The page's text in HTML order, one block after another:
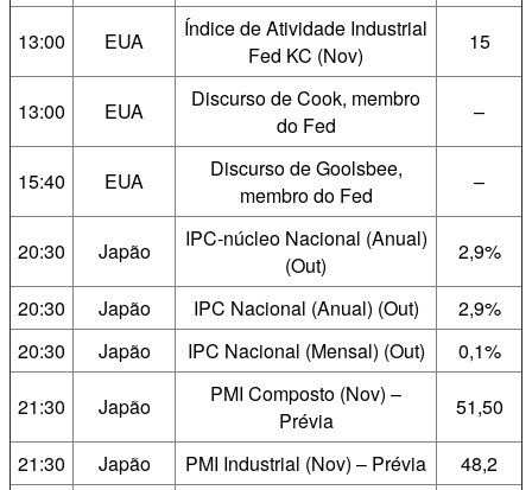
13:00 EUA
Índice de Atividade Industrial
Fed KC (Nov)
15
13:00 EUA
Discurso de Cook, membro
do Fed
–
15:40 EUA
Discurso de Goolsbee,
membro do Fed
–
20:30 Japão
IPC-núcleo Nacional (Anual)
(Out)
2,9%
20:30 Japão IPC Nacional (Anual) (Out)
2,9%
20:30
Japão IPC Nacional (Mensal) (Out) 0,1%
21:30 Japão
PMI Composto (Nov) –
Prévia
51,50
21:30 Japão PMI Industrial (Nov) – Prévia 48,2